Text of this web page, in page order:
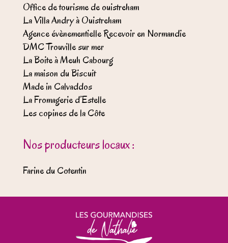
Office de tourisme de ouistreham
La Villa Andry à Ouistreham
Agence évènementielle Recevoir en Normandie
DMC Trouville sur mer
La Boite à Meuh Cabourg
La maison du Biscuit
Made in Calvaddos
La Fromagerie d’Estelle
Les copines de la Côte
Nos producteurs locaux :
Farine du Cotentin